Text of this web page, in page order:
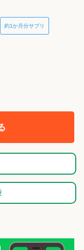
約1か月分サプリ